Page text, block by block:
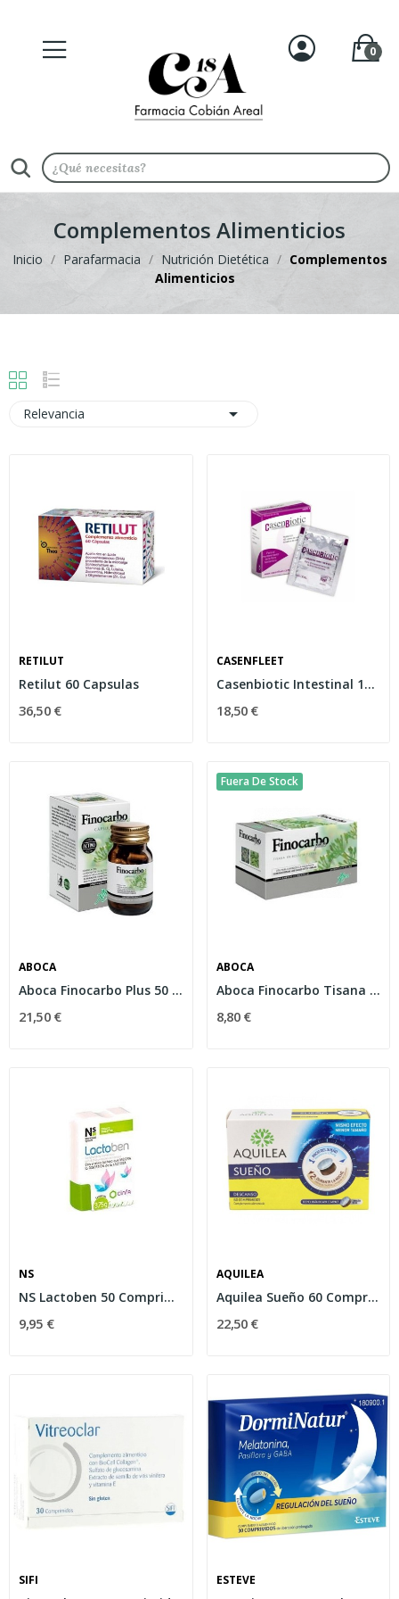
0
Complementos Alimenticios
Inicio Parafarmacia Nutrición Dietética
Complementos
Alimenticios
Relevancia 
RETILUT
Retilut 60 Capsulas
36,50 €
CASENFLEET
Casenbiotic Intestinal 10 Sobres
18,50 €
ABOCA
Aboca Finocarbo Plus 50 Cápsulas
21,50 €
Fuera De Stock
ABOCA
Aboca Finocarbo Tisana 20 Bolsas
8,80 €
NS
NS Lactoben 50 Comprimidos
9,95 €
AQUILEA
Aquilea Sueño 60 Comprimidos
22,50 €
SIFI ESTEVE